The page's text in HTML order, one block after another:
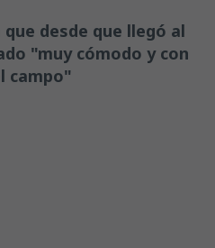
desde que llegó al
"muy cómodo y con
campo"